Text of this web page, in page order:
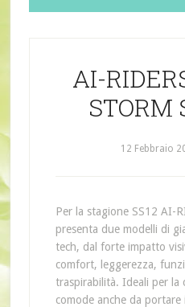
AI-
STORM
12 Febbraio
Per la stagione SS12 AI-
presenta due modelli di
tech, dal forte impatto
comfort, leggerezza,
traspirabilità. Ideali per la
comode anche da